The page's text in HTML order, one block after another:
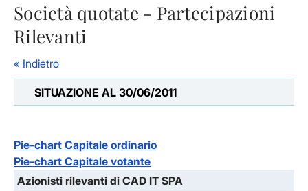
Società quotate - Partecipazioni
Rilevanti
« Indietro
SITUAZIONE AL 30/06/2011
Pie-chart Capitale ordinario
Pie-chart Capitale votante
Azionisti rilevanti di CAD IT SPA